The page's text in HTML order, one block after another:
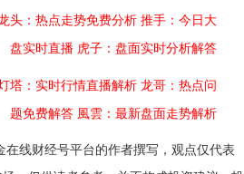
头：热点走势免费分析 推手：今日大
盘实时直播 虎子：盘面实时分析解答
塔：实时行情直播解析 龙哥：热点问
题免费解答 風雲：最新盘面走势解析
在线财经号平台的作者撰写，观点仅代表